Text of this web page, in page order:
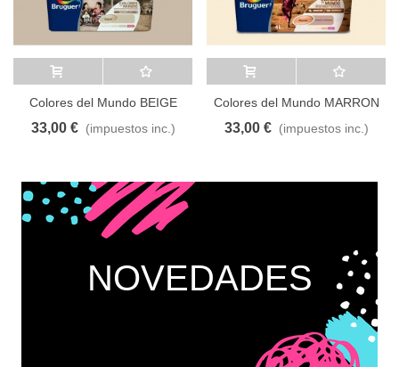
Añadir al carrito A lista de deseos
Colores del Mundo BEIGE
NATURAL 4L
33,00 € (impuestos inc.)
Añadir al carrito A lista de deseos
Colores del Mundo MARRON
SUAVE 4L
33,00 € (impuestos inc.)
NOVEDADES